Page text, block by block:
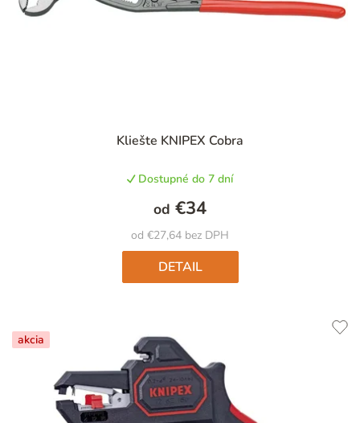
Kliešte KNIPEX Cobra
hodnotenie
je
5,0
z
5
hviezdičiek.
Dostupné do 7 dní
od €27,64 bez DPH
od €34
DETAIL
akcia